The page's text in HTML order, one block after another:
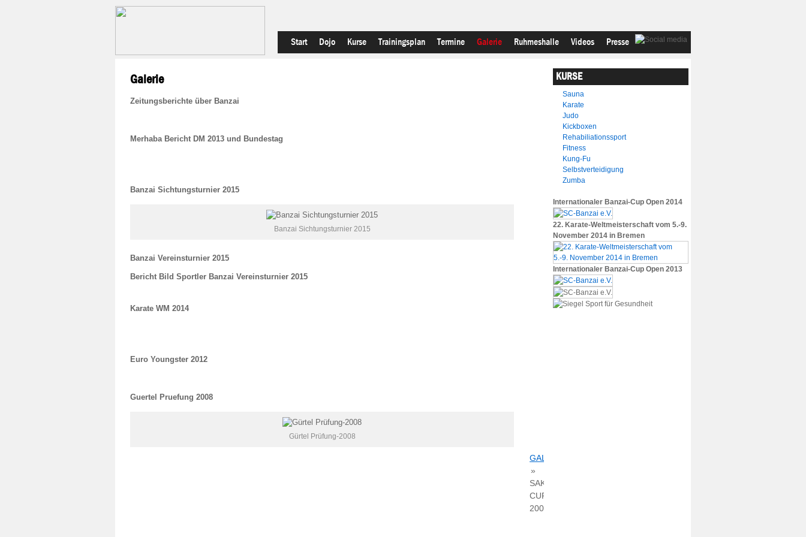
Start Dojo Kurse Trainingsplan Termine Galerie Ruhmeshalle Videos Presse
Galerie
Zeitungsberichte über Banzai
Merhaba Bericht DM 2013 und Bundestag
Banzai Sichtungsturnier 2015
Banzai Sichtungsturnier 2015
Banzai Vereinsturnier 2015
Bericht Bild Sportler Banzai Vereinsturnier 2015
Karate WM 2014
Euro Youngster 2012
Guertel Pruefung 2008
Gürtel Prüfung-2008
GALERI
»
SAKURA
CUP
2008
KURSE
Sauna
Karate
Judo
Kickboxen
Rehabiliationssport
Fitness
Kung-Fu
Selbstverteidigung
Zumba
Internationaler Banzai-Cup Open 2014
22. Karate-Weltmeisterschaft vom 5.-9.
November 2014 in Bremen
Internationaler Banzai-Cup Open 2013